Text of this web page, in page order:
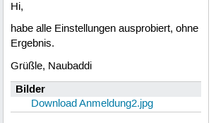
Hi,
habe alle Einstellungen ausprobiert, ohne
Ergebnis.
Grüßle, Naubaddi
Bilder
Download Anmeldung2.jpg